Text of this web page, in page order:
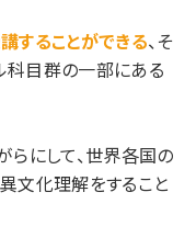
することができる、そ
目群の一部にある
らにして、世界各国の
文化理解をすること